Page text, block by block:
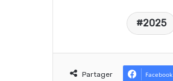
a
t
2025
Partager Facebook